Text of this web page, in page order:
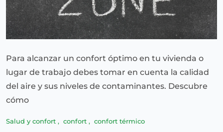
Para alcanzar un confort óptimo en tu vivienda o
lugar de trabajo debes tomar en cuenta la calidad
del aire y sus niveles de contaminantes. Descubre
cómo
Salud y confort , confort , confort térmico